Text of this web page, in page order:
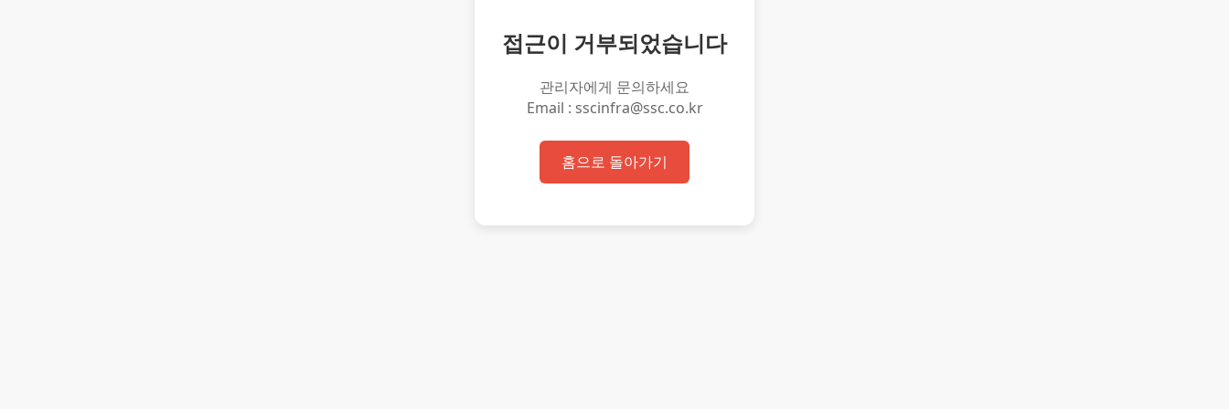
접근이 거부되었습니다
관리자에게 문의하세요
Email : sscinfra@ssc.co.kr
홈으로 돌아가기